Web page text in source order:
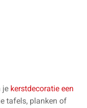
je kerstdecoratie een
tafels, planken of